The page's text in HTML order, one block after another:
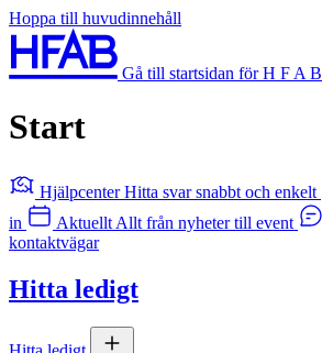
Hoppa till huvudinnehåll
Gå till startsidan för H F A B
Start
Hjälpcenter Hitta svar snabbt och enkelt
in
Aktuellt Allt från nyheter till event
kontaktvägar
Hitta ledigt